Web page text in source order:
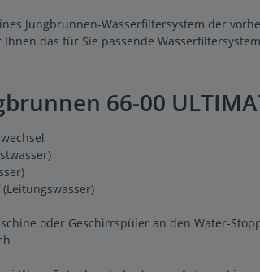
Jungbrunnen-Wasserfiltersystem der
das für Sie passende
66-00
oder Geschirrspüler an den Water-